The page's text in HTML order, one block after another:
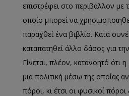
επιστρέφει στο περιβάλλον με
οποίο μπορεί να
παραχθεί ένα βιβλίο. Κατά
καταπατηθεί άλλο δάσος για
Γίνεται, πλέον, κατανοητό ότι
μια πολιτική μέσω της οποίας
πόροι, κι έτσι οι φυσικοί